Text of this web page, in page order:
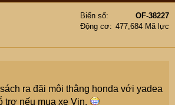
Biển số
OF-38227
Động cơ
477,684 Mã lực
ra đãi môi thằng honda với yadea
trợ nếu mua xe Vin.